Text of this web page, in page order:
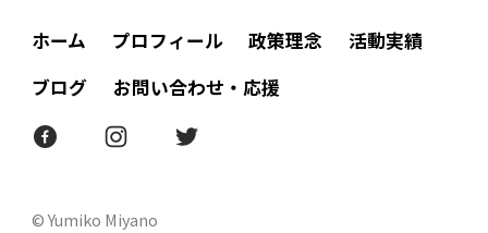
ホーム プロフィール 政策理念
活動実績
ブログ
お問い合わせ・応援
© Yumiko Miyano